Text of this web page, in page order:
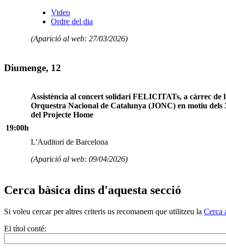
Video
Ordre del dia
(Aparició al web: 27/03/2026)
Diumenge, 12
19:00h
Assistència al concert solidari FELICITATs, a càrrec de
Orquestra Nacional de Catalunya (JONC) en motiu dels
del Projecte Home
L'Auditori de Barcelona
(Aparició al web: 09/04/2026)
Cerca bàsica dins d'aquesta secció
Si voleu cercar per altres criteris us recomanem que utilitzeu la Cerca
El títol conté: